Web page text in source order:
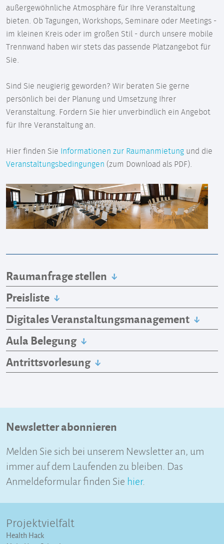
außergewöhnliche Atmosphäre für Ihre Veranstaltung
bieten. Ob Tagungen, Workshops, Seminare oder Meetings -
im kleinen Kreis oder im großen Stil - durch unsere mobile
Trennwand haben wir stets das passende Platzangebot für
Sie.
Sind Sie neugierig geworden? Wir beraten Sie gerne
persönlich bei der Planung und Umsetzung Ihrer
Veranstaltung. Fordern Sie hier unverbindlich ein Angebot
für Ihre Veranstaltung an.
Hier finden Sie Informationen zur Raumanmietung und die
Veranstaltungsbedingungen (zum Download als PDF).
Raumanfrage stellen
Preisliste
Digitales Veranstaltungsmanagement
Aula Belegung
Antrittsvorlesung
Newsletter abonnieren
Melden Sie sich bei unserem Newsletter an, um
immer auf dem Laufenden zu bleiben. Das
Anmeldeformular finden Sie hier.
Projektvielfalt
Health Hack